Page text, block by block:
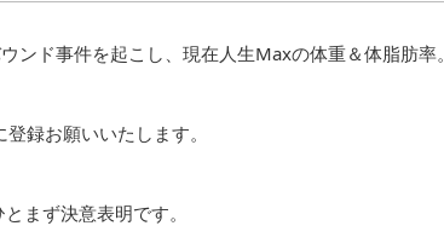
ド事件を起こし、現在人生Maxの体重＆体脂肪率。
録お願いいたします。
まず決意表明です。